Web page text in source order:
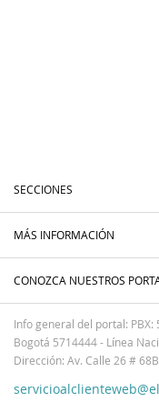
SECCIONES
MÁS INFORMACIÓN
CONOZCA NUESTROS
Info general del portal: PBX:
Bogotá 5714444 - Línea
Dirección: Av. Calle 26 #